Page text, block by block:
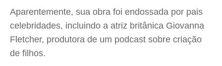
Aparentemente, sua obra foi endossada por pais
celebridades, incluindo a atriz britânica Giovanna
Fletcher, produtora de um podcast sobre criação
de filhos.